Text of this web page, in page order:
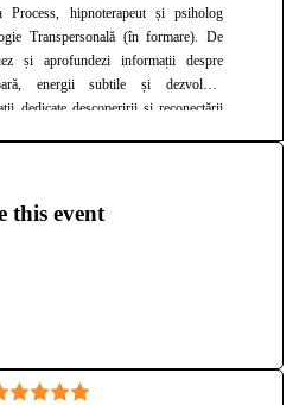
Process, hipnoterapeut și psiholog
Transpersonală (în formare). De
și aprofundezi informații despre
energii subtile și dezvoltare
dedicate descoperirii și reconectării
și activeze potențialul creator și să își
activarea sexualității și accesarea
transformare personală, atât în
this event